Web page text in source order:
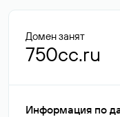
Домен занят
750cc.ru
Информация по